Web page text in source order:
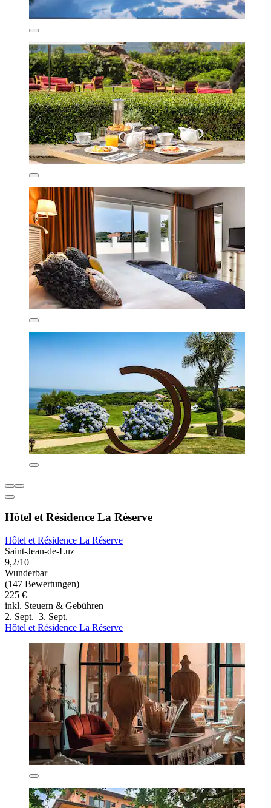
Hôtel et Résidence La Réserve
Hôtel et Résidence La Réserve
Saint-Jean-de-Luz
9,2/10
Wunderbar
(147 Bewertungen)
225 €
inkl. Steuern & Gebühren
2. Sept.–3. Sept.
Hôtel et Résidence La Réserve